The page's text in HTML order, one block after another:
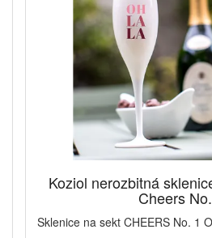
Koziol nerozbitná
Cheers
Sklenice na sekt CHEERS No. 1